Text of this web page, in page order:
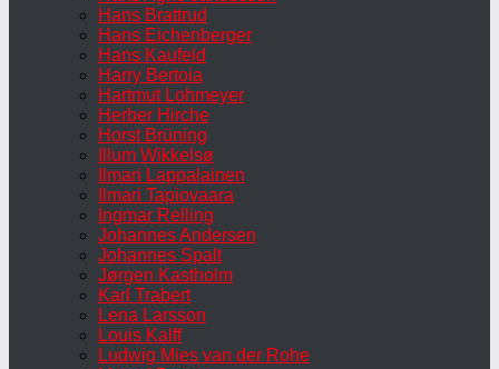
Hans Brattrud
Hans Eichenberger
Hans Kaufeld
Harry Bertoia
Hartmut Lohmeyer
Herber Hirche
Horst Brüning
Illum Wikkelsø
Ilmari Lappalainen
Ilmari Tapiovaara
Ingmar Relling
Johannes Andersen
Johannes Spalt
Jørgen Kastholm
Karl Trabert
Lena Larsson
Louis Kalff
Ludwig Mies van der Rohe